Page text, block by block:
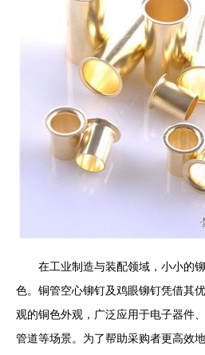
在工业制造与装配领域，小小的
色。铜管空心铆钉及鸡眼铆钉凭借其
观的铜色外观，广泛应用于电子器件
管道等场景。为了帮助采购者更高效